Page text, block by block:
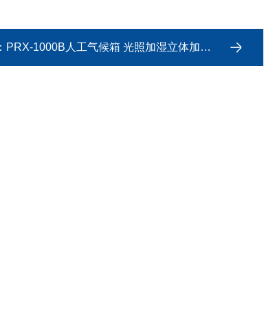
PRX-1000B人工气候箱 光照加湿立体加热发芽育苗